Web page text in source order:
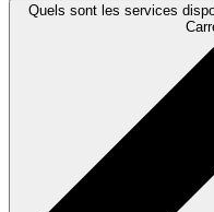
Quels sont les services